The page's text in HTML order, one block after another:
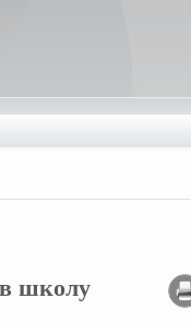
школу